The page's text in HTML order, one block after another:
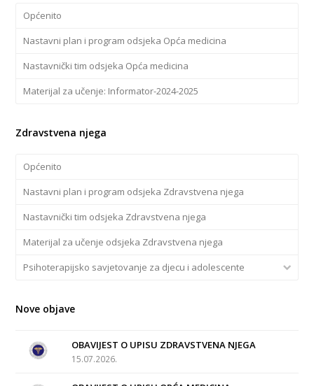
Općenito
Nastavni plan i program odsjeka Opća medicina
Nastavnički tim odsjeka Opća medicina
Materijal za učenje: Informator-2024-2025
Zdravstvena njega
Općenito
Nastavni plan i program odsjeka Zdravstvena njega
Nastavnički tim odsjeka Zdravstvena njega
Materijal za učenje odsjeka Zdravstvena njega
Psihoterapijsko savjetovanje za djecu i adolescente
Nove objave
OBAVIJEST O UPISU ZDRAVSTVENA NJEGA
15.07.2026.